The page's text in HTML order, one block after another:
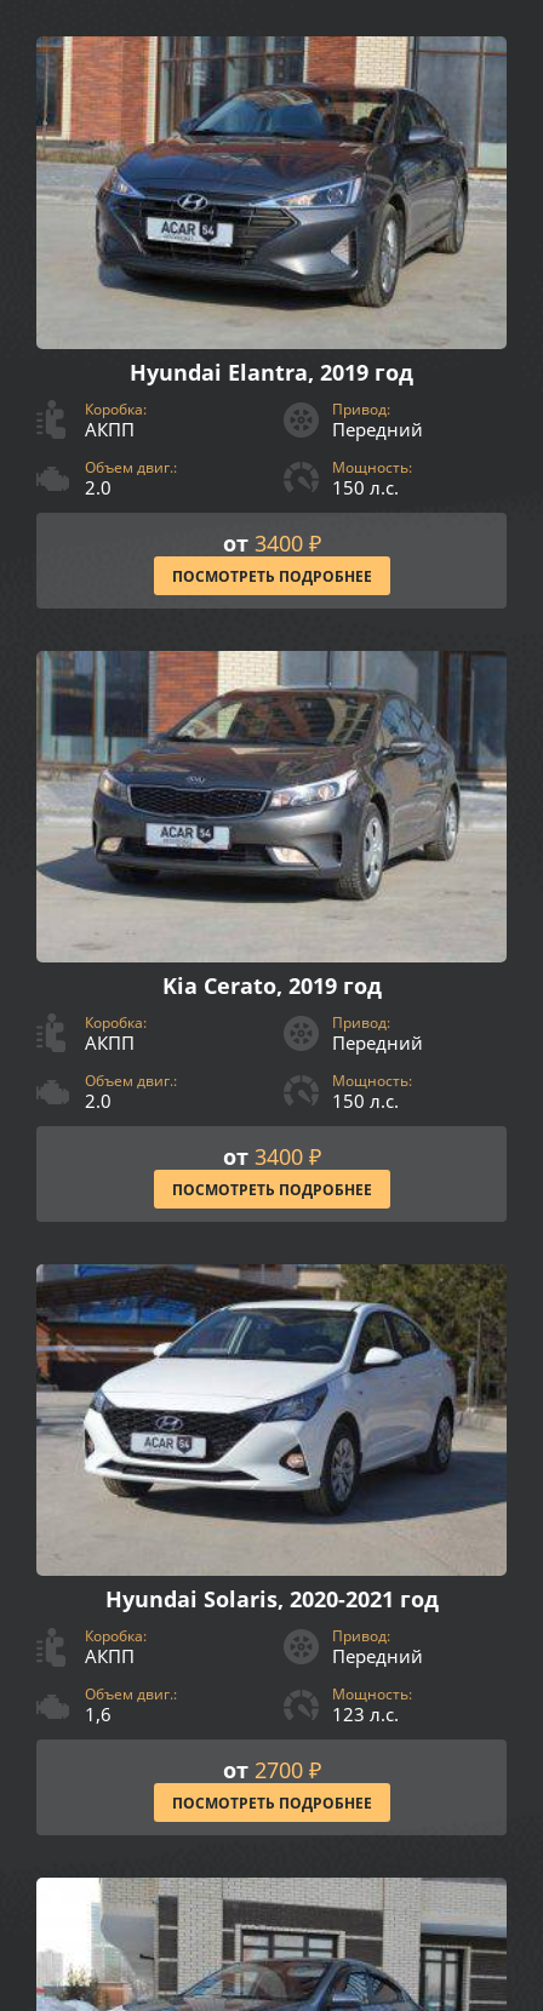
Hyundai Elantra, 2019 год
Коробка:
АКПП
Привод:
Передний
Объем двиг.:
2.0
Мощность:
150 л.с.
от 3400 ₽
ПОСМОТРЕТЬ ПОДРОБНЕЕ
Kia Cerato, 2019 год
Коробка:
АКПП
Привод:
Передний
Объем двиг.:
2.0
Мощность:
150 л.с.
от 3400 ₽
ПОСМОТРЕТЬ ПОДРОБНЕЕ
Hyundai Solaris, 2020-2021 год
Коробка:
АКПП
Привод:
Передний
Объем двиг.:
1,6
Мощность:
123 л.с.
от 2700 ₽
ПОСМОТРЕТЬ ПОДРОБНЕЕ